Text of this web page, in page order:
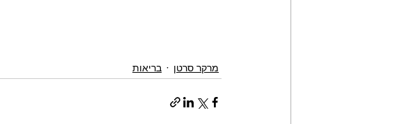
מרקר סרטן בריאות